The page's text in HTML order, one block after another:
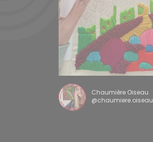
Chaumière Oiseau
@chaumiere.oiseau